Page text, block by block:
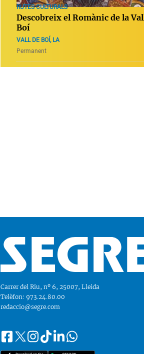
RUTES CULTURALS
Descobreix el Romànic de la
Boí
VALL DE BOÍ, LA
Permanent
Carrer del Riu, nº 6, 25007, Lleida
Telèfon: 973.24.80.00
redaccio@segre.com
Segueix-
nos
Facebook
Twitter
Instagram
TiktokLinkedin
Whatsapp